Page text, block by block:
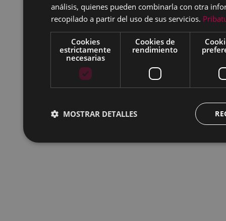
análisis, quienes pueden combinarla con otra
recopilado a partir del uso de sus servicios.
Cookies
estrictamente
necesarias
Cookies de
rendimiento
MOSTRAR DETALLES